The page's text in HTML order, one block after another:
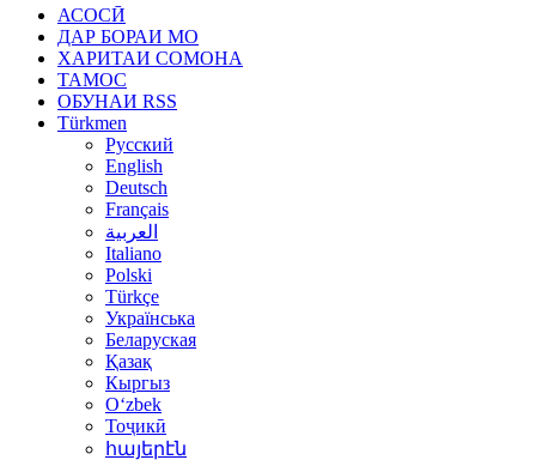
АСОСӢ
ДАР БОРАИ МО
ХАРИТАИ СОМОНА
ТАМОС
ОБУНАИ RSS
Türkmen
Русский
English
Deutsch
Français
العربية
Italiano
Polski
Türkçe
Українська
Беларуская
Қазақ
Кыргыз
Oʻzbek
Тоҷикӣ
հայերէն